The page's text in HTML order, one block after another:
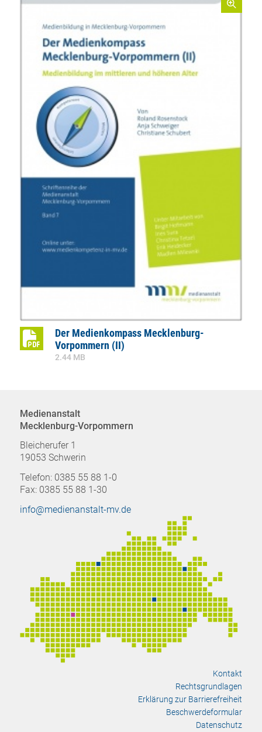
Der Medienkompass Mecklenburg-
Vorpommern (II)
2.44 MB
Medienanstalt
Mecklenburg-Vorpommern
Bleicherufer 1
19053 Schwerin
Telefon: 0385 55 88 1-0
Fax: 0385 55 88 1-30
info@medienanstalt-mv.de
Kontakt
Rechtsgrundlagen
Erklärung zur Barrierefreiheit
Beschwerdeformular
Datenschutz